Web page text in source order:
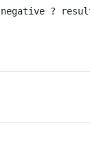
negative ?